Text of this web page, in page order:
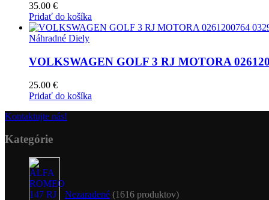
35.00 €
Pridať do košíka
Náhradné Diely
VOLKSWAGEN GOLF 3 RJ MOTORA
25.00 €
Pridať do košíka
Kontaktujte nás!
Kategórie
Nezaradené 1616 produktov